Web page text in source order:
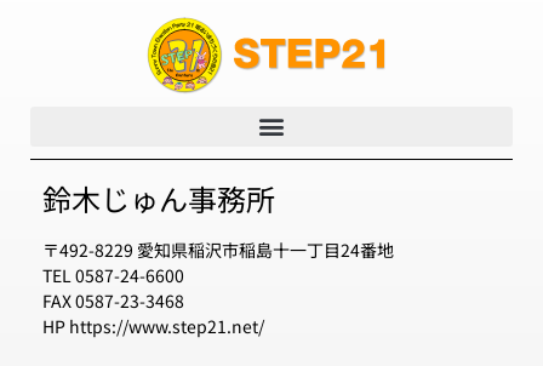
鈴木じゅん事務所
〒492-8229 愛知県稲沢市稲島十一丁目24番地
TEL 0587-24-6600
FAX 0587-23-3468
HP https://www.step21.net/